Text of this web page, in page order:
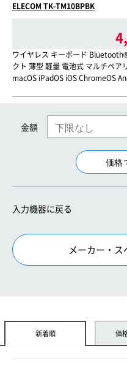
ELECOM TK-TM10BPBK
ワイヤレス キーボード
クト 薄型 軽量 電池式 マルチペ
macOS iPadOS iOS ChromeOS
金額
入力機器に戻る
メーカー・
新着順 価